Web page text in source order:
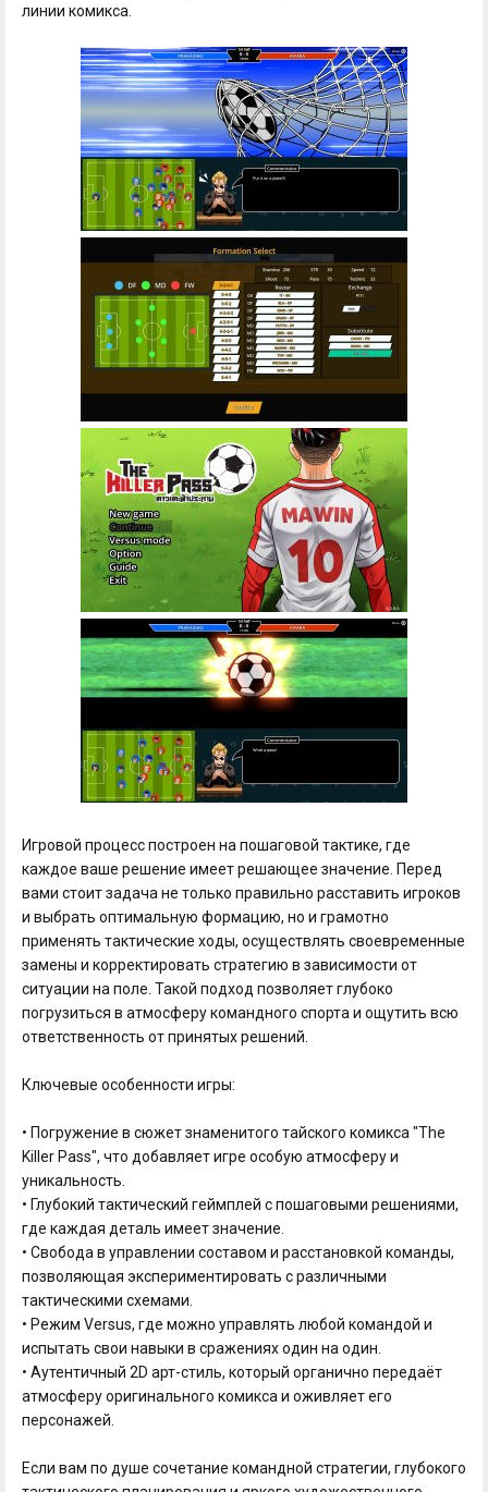
линии комикса.
Игровой процесс построен на пошаговой тактике, где
каждое ваше решение имеет решающее значение. Перед
вами стоит задача не только правильно расставить игроков
и выбрать оптимальную формацию, но и грамотно
применять тактические ходы, осуществлять своевременные
замены и корректировать стратегию в зависимости от
ситуации на поле. Такой подход позволяет глубоко
погрузиться в атмосферу командного спорта и ощутить всю
ответственность от принятых решений.
Ключевые особенности игры:
• Погружение в сюжет знаменитого тайского комикса "The
Killer Pass", что добавляет игре особую атмосферу и
уникальность.
• Глубокий тактический геймплей с пошаговыми решениями,
где каждая деталь имеет значение.
• Свобода в управлении составом и расстановкой команды,
позволяющая экспериментировать с различными
тактическими схемами.
• Режим Versus, где можно управлять любой командой и
испытать свои навыки в сражениях один на один.
• Аутентичный 2D арт-стиль, который органично передаёт
атмосферу оригинального комикса и оживляет его
персонажей.
Если вам по душе сочетание командной стратегии, глубокого